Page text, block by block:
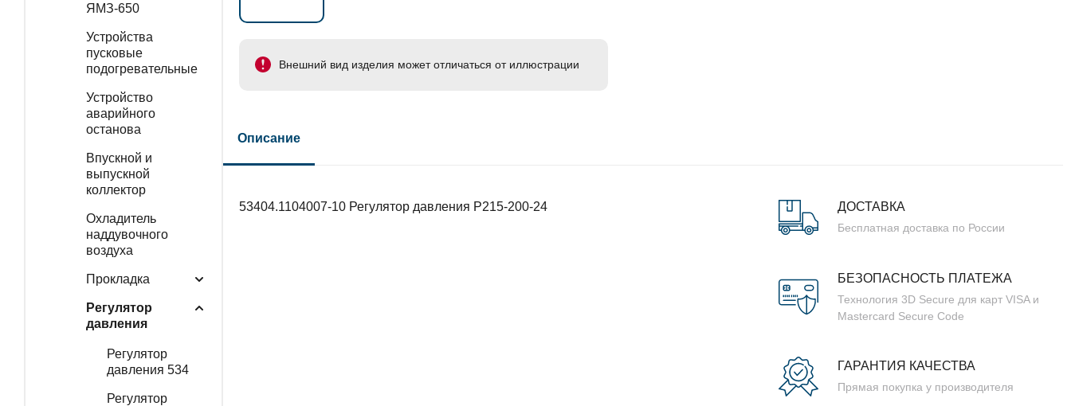
ЯМЗ-650
Устройства
пусковые
подогревательные
Устройство
аварийного
останова
Впускной и
выпускной
коллектор
Охладитель
наддувочного
воздуха
Прокладка
Регулятор
давления
Регулятор
давления 534
Регулятор
Внешний вид изделия может отличаться от иллюстрации
Описание
53404.1104007-10 Регулятор давления P215-200-24 ДОСТАВКА
Бесплатная доставка по России
БЕЗОПАСНОСТЬ ПЛАТЕЖА
Технология 3D Secure для карт VISA и
Mastercard Secure Code
ГАРАНТИЯ КАЧЕСТВА
Прямая покупка у производителя